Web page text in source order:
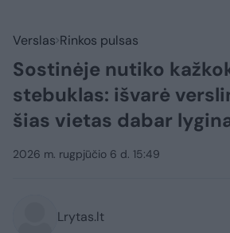
Verslas Rinkos pulsas
Sostinėje nutiko
stebuklas: išvarė
šias vietas dabar
2026 m. rugpjūčio 6 d. 15:49
Lrytas.lt